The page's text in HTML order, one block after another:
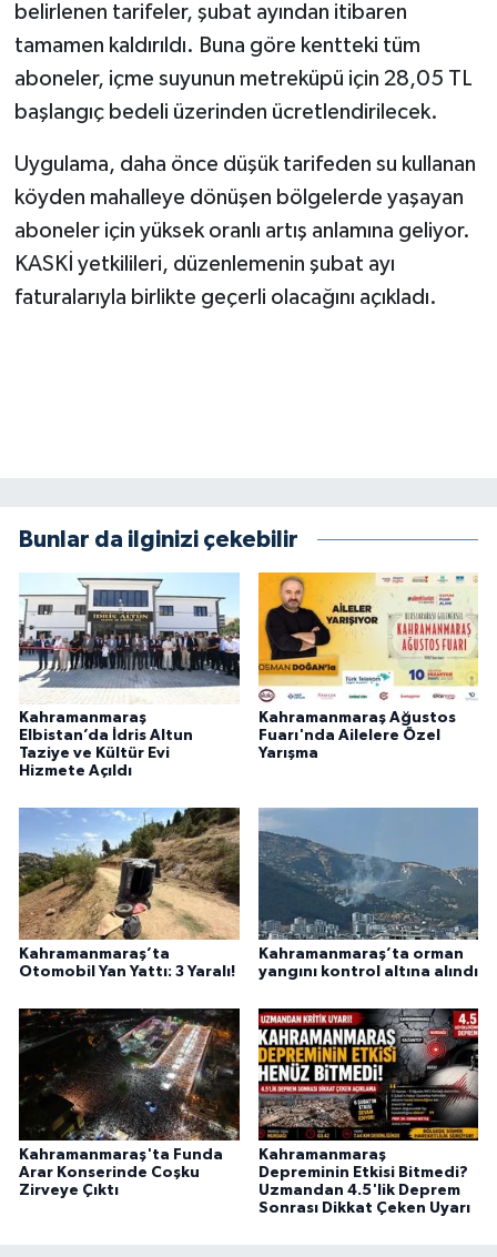
belirlenen tarifeler, şubat ayından itibaren
tamamen kaldırıldı. Buna göre kentteki tüm
aboneler, içme suyunun metreküpü için 28,05 TL
başlangıç bedeli üzerinden ücretlendirilecek.
Uygulama, daha önce düşük tarifeden su kullanan
köyden mahalleye dönüşen bölgelerde yaşayan
aboneler için yüksek oranlı artış anlamına geliyor.
KASKİ yetkilileri, düzenlemenin şubat ayı
faturalarıyla birlikte geçerli olacağını açıkladı.
Bunlar da ilginizi çekebilir
Kahramanmaraş
Elbistan’da İdris Altun
Taziye ve Kültür Evi
Hizmete Açıldı
Kahramanmaraş Ağustos
Fuarı'nda Ailelere Özel
Yarışma
Kahramanmaraş’ta
Otomobil Yan Yattı: 3 Yaralı!
Kahramanmaraş’ta orman
yangını kontrol altına alındı
Kahramanmaraş'ta Funda
Arar Konserinde Coşku
Zirveye Çıktı
Kahramanmaraş
Depreminin Etkisi Bitmedi?
Uzmandan 4.5'lik Deprem
Sonrası Dikkat Çeken Uyarı
ÜÇÜNCÜ SAYFA
BİLİMNET
Yemek
SEÇİM 2014
OTOMOBİL
MİZAH
TARİH
Genel
Politika
YEREL
BÖLGEDEN
BİLİM TEKNOLOJİ
ASAYİŞ
SEÇİM 2015
ÇEVRE
BİLİM VE TEKNOLOJİ